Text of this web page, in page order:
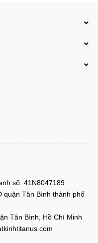
số: 41N8047189
quận Tân Bình thành phố
Tân Bình, Hồ Chí Minh